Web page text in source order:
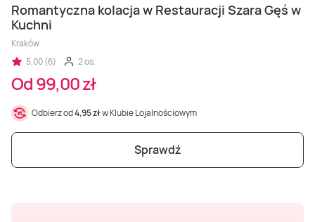
Romantyczna kolacja w Restauracji Szara Gęś w
Kuchni
Kraków
5,00 (6)
2 os.
Od 99,00 zł
Odbierz od4,95 złw Klubie Lojalnościowym
Sprawdź